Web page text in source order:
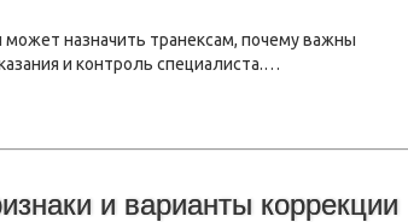
может назначить транексам, почему важны
и контроль специалиста.…
и варианты коррекции